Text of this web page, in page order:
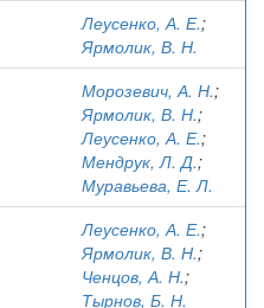
Леусенко, А. Е.;
Ярмолик, В. Н.
Морозевич, А. Н.;
Ярмолик, В. Н.;
Леусенко, А. Е.;
Мендрук, Л. Д.;
Муравьева, Е. Л.
Леусенко, А. Е.;
Ярмолик, В. Н.;
Ченцов, А. Н.;
Тырнов, Б. Н.